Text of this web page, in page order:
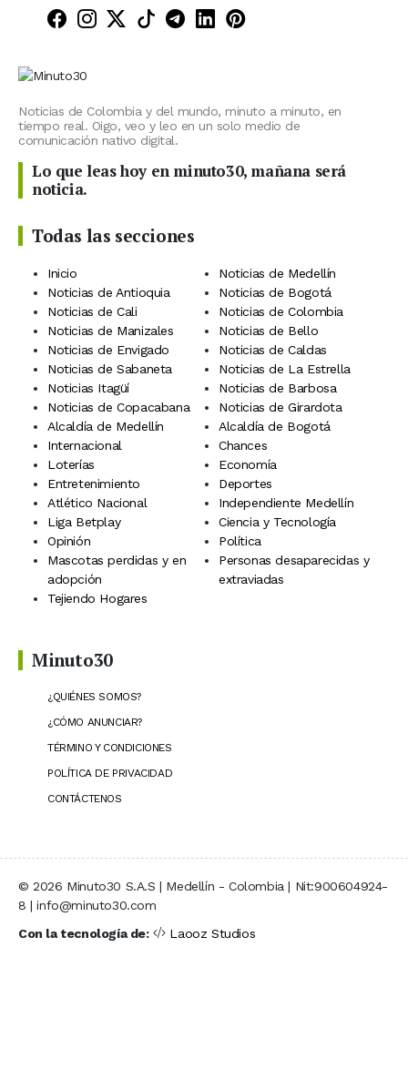
Minuto30 en Facebook
Minuto30 en Instagram
Minuto30 en X (Twitter)
Minuto30 en TikTok
Canal de Minuto30 en
Minuto30 en LinkedIn
Minuto30 en
Noticias de Colombia y del mundo, minuto a minuto, en
tiempo real. Oigo, veo y leo en un solo medio de
comunicación nativo digital.
Lo que leas hoy en minuto30, mañana será
noticia.
Todas las secciones
Inicio
Noticias de Medellín
Noticias de Antioquia
Noticias de Bogotá
Noticias de Cali
Noticias de Colombia
Noticias de Manizales
Noticias de Bello
Noticias de Envigado
Noticias de Caldas
Noticias de Sabaneta
Noticias de La Estrella
Noticias Itagüí
Noticias de Barbosa
Noticias de Copacabana
Noticias de Girardota
Alcaldía de Medellín
Alcaldía de Bogotá
Internacional
Chances
Loterías
Economía
Entretenimiento
Deportes
Atlético Nacional
Independiente Medellín
Liga Betplay
Ciencia y Tecnología
Opinión
Política
Mascotas perdidas y en
adopción
Personas desaparecidas y
extraviadas
Tejiendo Hogares
Minuto30
¿QUIÉNES SOMOS?
¿CÓMO ANUNCIAR?
TÉRMINO Y CONDICIONES
POLÍTICA DE PRIVACIDAD
CONTÁCTENOS
© 2026 Minuto30 S.A.S | Medellín - Colombia | Nit:900604924-
8 | info@minuto30.com
Con la tecnología de:
Laooz Studios